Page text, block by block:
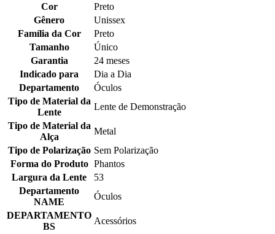
Cor
Preto
Gênero
Unissex
Família da Cor
Preto
Tamanho
Único
Garantia
24 meses
Indicado para
Dia a Dia
Departamento
Óculos
Tipo de Material da
Lente
Lente de Demonstração
Tipo de Material da
Alça
Metal
Tipo de Polarização Sem Polarização
Forma do Produto Phantos
Largura da Lente
53
Departamento
NAME
Óculos
DEPARTAMENTO
BS
Acessórios